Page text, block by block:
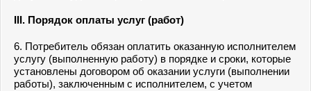
III. Порядок оплаты услуг (работ)
6. Потребитель обязан оплатить оказанную исполнителем
услугу (выполненную работу) в порядке и сроки, которые
установлены договором об оказании услуги (выполнении
работы), заключенным с исполнителем, с учетом